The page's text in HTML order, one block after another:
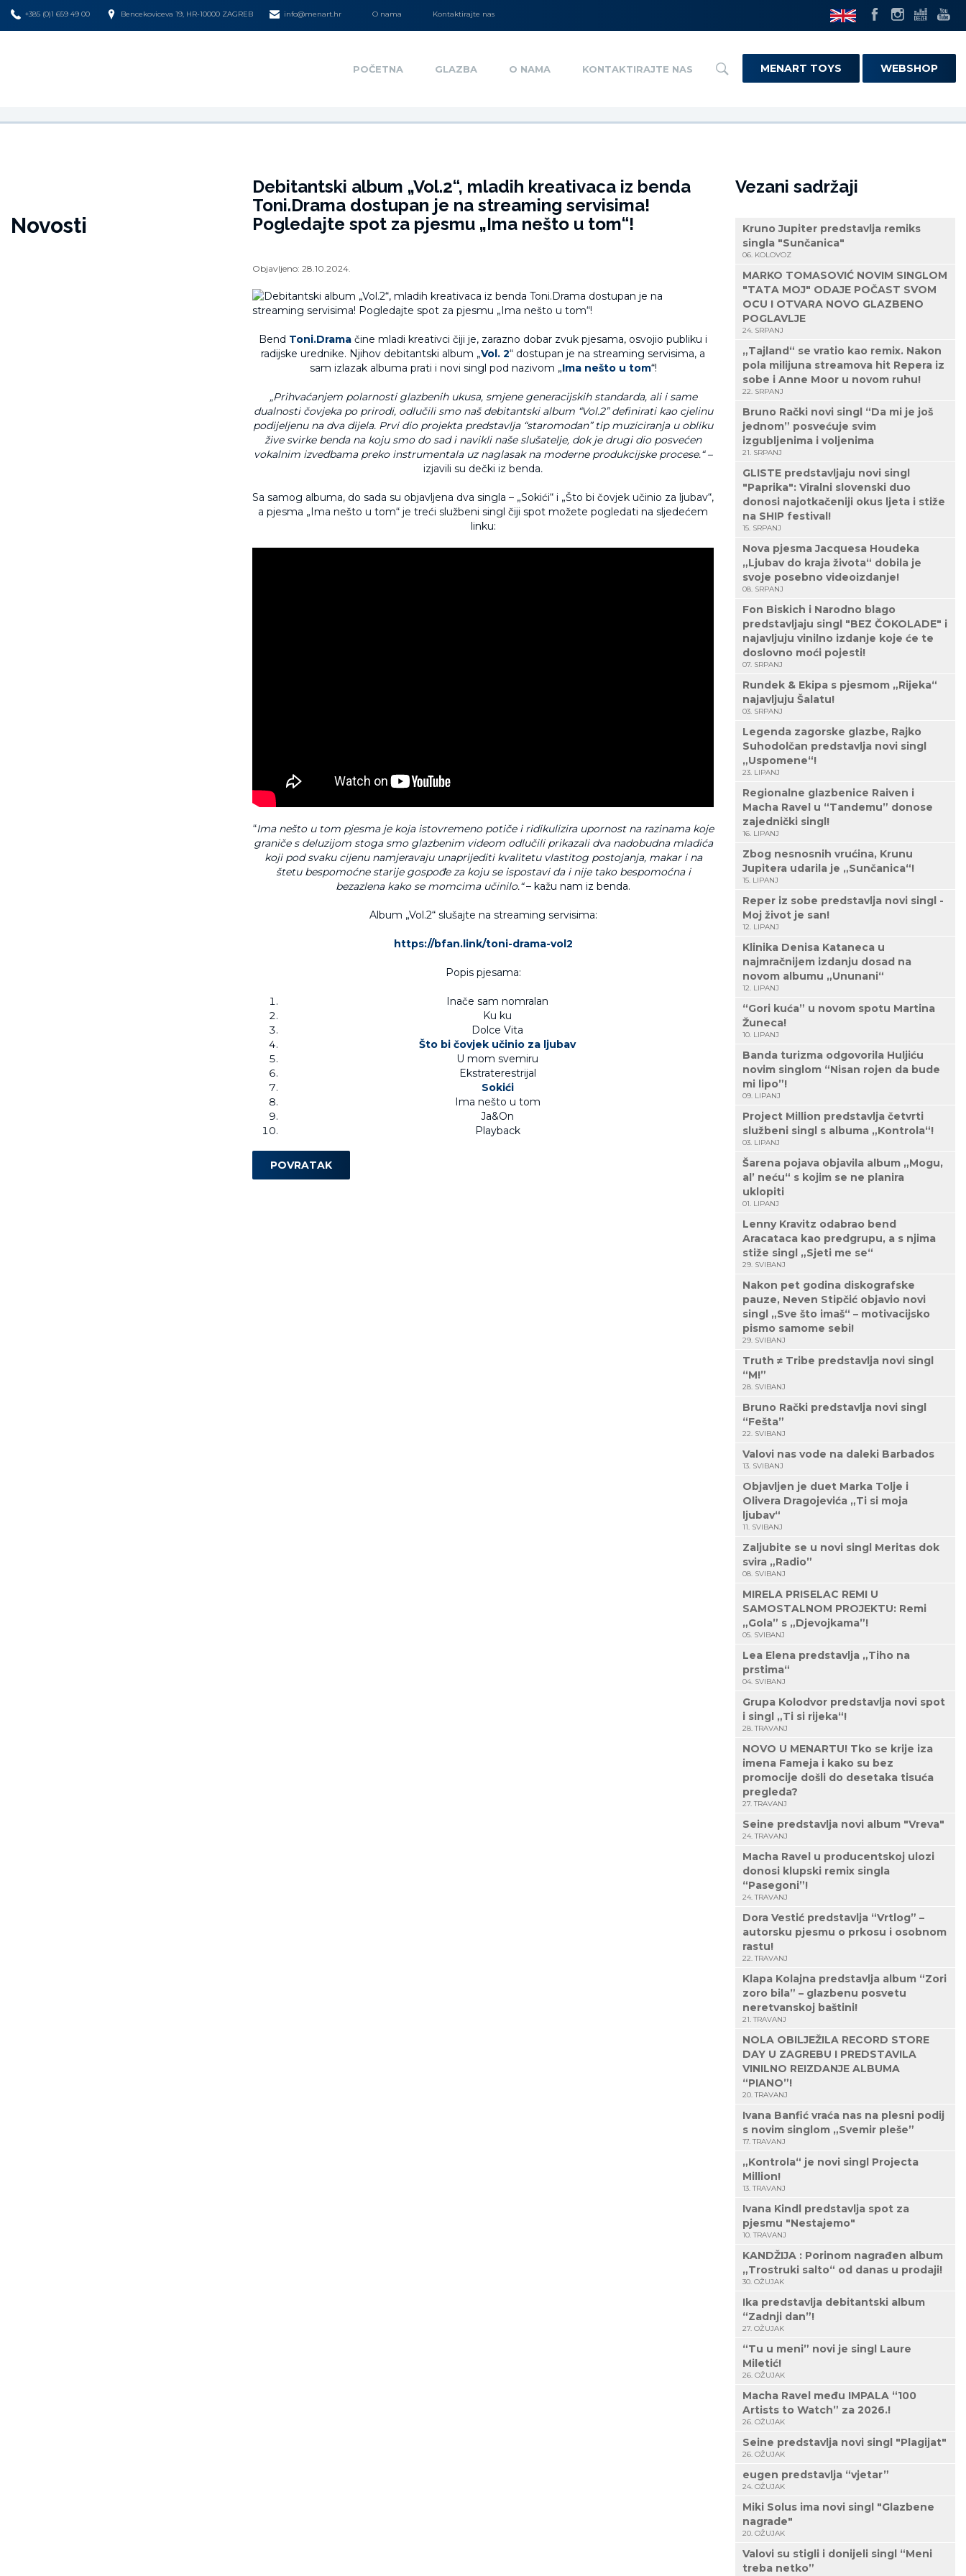
+385 (0)1 659 49 00 Bencekoviceva 19, HR-10000 ZAGREB info@menart.hr O nama Kontaktirajte nas
POČETNA GLAZBA O NAMA KONTAKTIRAJTE NAS MENART TOYS WEBSHOP
Novosti
Debitantski album „Vol.2“, mladih kreativaca iz benda
Toni.Drama dostupan je na streaming servisima!
Pogledajte spot za pjesmu „Ima nešto u tom“!
Objavljeno: 28.10.2024.
Bend Toni.Drama čine mladi kreativci čiji je, zarazno dobar zvuk pjesama, osvojio publiku i
radijske urednike. Njihov debitantski album „Vol. 2“ dostupan je na streaming servisima, a
sam izlazak albuma prati i novi singl pod nazivom „Ima nešto u tom“!
„Prihvaćanjem polarnosti glazbenih ukusa, smjene generacijskih standarda, ali i same
dualnosti čovjeka po prirodi, odlučili smo naš debitantski album “Vol.2” definirati kao cjelinu
podijeljenu na dva dijela. Prvi dio projekta predstavlja “staromodan” tip muziciranja u obliku
žive svirke benda na koju smo do sad i navikli naše slušatelje, dok je drugi dio posvećen
vokalnim izvedbama preko instrumentala uz naglasak na moderne produkcijske procese.“ –
izjavili su dečki iz benda.
Sa samog albuma, do sada su objavljena dva singla – „Sokići“ i „Što bi čovjek učinio za ljubav“,
a pjesma „Ima nešto u tom“ je treći službeni singl čiji spot možete pogledati na sljedećem
linku:
“Ima nešto u tom pjesma je koja istovremeno potiče i ridikulizira upornost na razinama koje
graniče s deluzijom stoga smo glazbenim videom odlučili prikazali dva nadobudna mladića
koji pod svaku cijenu namjeravaju unaprijediti kvalitetu vlastitog postojanja, makar i na
štetu bespomoćne starije gospođe za koju se ispostavi da i nije tako bespomoćna i
bezazlena kako se momcima učinilo.“– kažu nam iz benda.
Album „Vol.2“ slušajte na streaming servisima:
https://bfan.link/toni-drama-vol2
Popis pjesama:
Inače sam nomralan
Ku ku
Dolce Vita
Što bi čovjek učinio za ljubav
U mom svemiru
Ekstraterestrijal
Sokići
Ima nešto u tom
Ja&On
Playback
POVRATAK
Vezani sadržaji
Kruno Jupiter predstavlja remiks
singla "Sunčanica"
06. KOLOVOZ
MARKO TOMASOVIĆ NOVIM SINGLOM
"TATA MOJ" ODAJE POČAST SVOM
OCU I OTVARA NOVO GLAZBENO
POGLAVLJE
24. SRPANJ
„Tajland“ se vratio kao remix. Nakon
pola milijuna streamova hit Repera iz
sobe i Anne Moor u novom ruhu!
22. SRPANJ
Bruno Rački novi singl “Da mi je još
jednom” posvećuje svim
izgubljenima i voljenima
21. SRPANJ
GLISTE predstavljaju novi singl
"Paprika": Viralni slovenski duo
donosi najotkačeniji okus ljeta i stiže
na SHIP festival!
15. SRPANJ
Nova pjesma Jacquesa Houdeka
„Ljubav do kraja života“ dobila je
svoje posebno videoizdanje!
08. SRPANJ
Fon Biskich i Narodno blago
predstavljaju singl "BEZ ČOKOLADE" i
najavljuju vinilno izdanje koje će te
doslovno moći pojesti!
07. SRPANJ
Rundek & Ekipa s pjesmom „Rijeka“
najavljuju Šalatu!
03. SRPANJ
Legenda zagorske glazbe, Rajko
Suhodolčan predstavlja novi singl
„Uspomene“!
23. LIPANJ
Regionalne glazbenice Raiven i
Macha Ravel u “Tandemu” donose
zajednički singl!
16. LIPANJ
Zbog nesnosnih vrućina, Krunu
Jupitera udarila je „Sunčanica“!
15. LIPANJ
Reper iz sobe predstavlja novi singl -
Moj život je san!
12. LIPANJ
Klinika Denisa Kataneca u
najmračnijem izdanju dosad na
novom albumu „Ununani“
12. LIPANJ
“Gori kuća” u novom spotu Martina
Žuneca!
10. LIPANJ
Banda turizma odgovorila Huljiću
novim singlom “Nisan rojen da bude
mi lipo”!
09. LIPANJ
Project Million predstavlja četvrti
službeni singl s albuma „Kontrola“!
03. LIPANJ
Šarena pojava objavila album „Mogu,
al’ neću“ s kojim se ne planira
uklopiti
01. LIPANJ
Lenny Kravitz odabrao bend
Aracataca kao predgrupu, a s njima
stiže singl „Sjeti me se“
29. SVIBANJ
Nakon pet godina diskografske
pauze, Neven Stipčić objavio novi
singl „Sve što imaš“ – motivacijsko
pismo samome sebi!
29. SVIBANJ
Truth ≠ Tribe predstavlja novi singl
“M!”
28. SVIBANJ
Bruno Rački predstavlja novi singl
“Fešta”
22. SVIBANJ
Valovi nas vode na daleki Barbados
13. SVIBANJ
Objavljen je duet Marka Tolje i
Olivera Dragojevića „Ti si moja
ljubav“
11. SVIBANJ
Zaljubite se u novi singl Meritas dok
svira „Radio”
08. SVIBANJ
MIRELA PRISELAC REMI U
SAMOSTALNOM PROJEKTU: Remi
„Gola” s „Djevojkama”!
05. SVIBANJ
Lea Elena predstavlja „Tiho na
prstima“
04. SVIBANJ
Grupa Kolodvor predstavlja novi spot
i singl „Ti si rijeka“!
28. TRAVANJ
NOVO U MENARTU! Tko se krije iza
imena Fameja i kako su bez
promocije došli do desetaka tisuća
pregleda?
27. TRAVANJ
Seine predstavlja novi album "Vreva"
24. TRAVANJ
Macha Ravel u producentskoj ulozi
donosi klupski remix singla
“Pasegoni”!
24. TRAVANJ
Dora Vestić predstavlja “Vrtlog” –
autorsku pjesmu o prkosu i osobnom
rastu!
22. TRAVANJ
Klapa Kolajna predstavlja album “Zori
zoro bila” – glazbenu posvetu
neretvanskoj baštini!
21. TRAVANJ
NOLA OBILJEŽILA RECORD STORE
DAY U ZAGREBU I PREDSTAVILA
VINILNO REIZDANJE ALBUMA
“PIANO”!
20. TRAVANJ
Ivana Banfić vraća nas na plesni podij
s novim singlom „Svemir pleše”
17. TRAVANJ
„Kontrola“ je novi singl Projecta
Million!
13. TRAVANJ
Ivana Kindl predstavlja spot za
pjesmu "Nestajemo"
10. TRAVANJ
KANDŽIJA : Porinom nagrađen album
„Trostruki salto“ od danas u prodaji!
30. OŽUJAK
Ika predstavlja debitantski album
“Zadnji dan”!
27. OŽUJAK
“Tu u meni” novi je singl Laure
Miletić!
26. OŽUJAK
Macha Ravel među IMPALA “100
Artists to Watch” za 2026.!
26. OŽUJAK
Seine predstavlja novi singl "Plagijat"
26. OŽUJAK
eugen predstavlja “vjetar”
24. OŽUJAK
Miki Solus ima novi singl "Glazbene
nagrade"
20. OŽUJAK
Valovi su stigli i donijeli singl “Meni
treba netko”